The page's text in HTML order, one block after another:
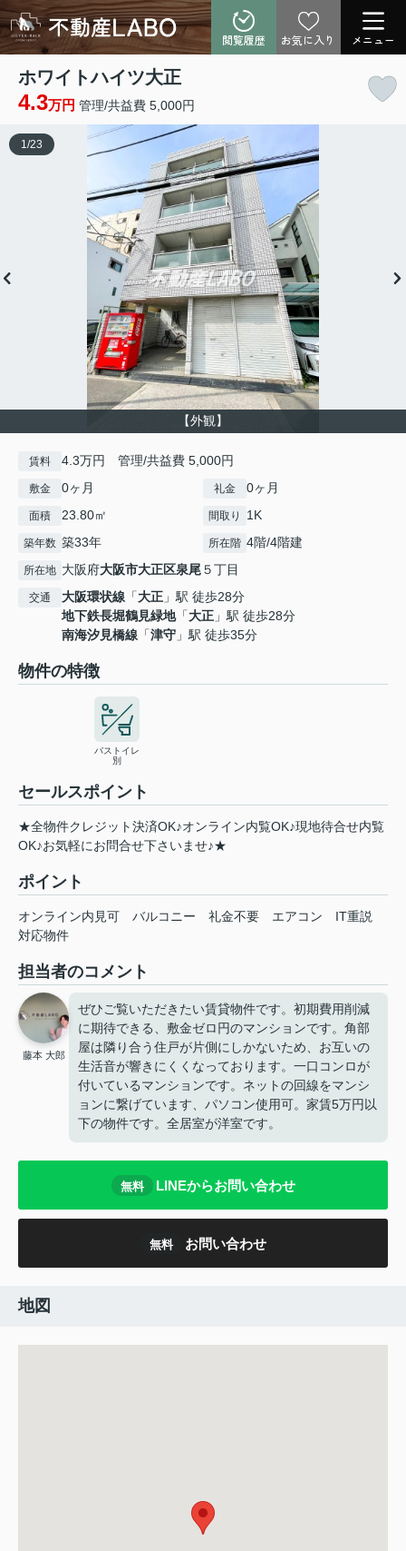
閲覧履歴 お気に入り メニュー
ホワイトハイツ大正
4.3万円 管理/共益費 5,000円
【外観】
1 /23
賃料 4.3万円 管理/共益費 5,000円
敷金 0ヶ月 礼金 0ヶ月
面積 23.80㎡ 間取り 1K
築年数 築33年 所在階 4階/4階建
所在地 大阪府大阪市大正区泉尾５丁目
交通 大阪環状線 「大正 」駅 徒歩28分
地下鉄長堀鶴見緑地「大正 」駅 徒歩28分
南海汐見橋線 「津守 」駅 徒歩35分
物件の特徴
バストイレ
別
セールスポイント
★全物件クレジット決済OK♪オンライン内覧OK♪現地待合せ内覧
OK♪お気軽にお問合せ下さいませ♪★
ポイント
オンライン内見可 バルコニー 礼金不要 エアコン
IT重説
対応物件
担当者のコメント
藤本 大郎
ぜひご覧いただきたい賃貸物件です。初期費用削減
に期待できる、敷金ゼロ円のマンションです。角部
屋は隣り合う住戸が片側にしかないため、お互いの
生活音が響きにくくなっております。一口コンロが
付いているマンションです。ネットの回線をマンシ
ョンに繋げています、パソコン使用可。家賃5万円以
下の物件です。全居室が洋室です。
無料 LINEからお問い合わせ
無料 お問い合わせ
地図